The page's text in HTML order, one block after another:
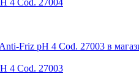
4 Cod. 27003